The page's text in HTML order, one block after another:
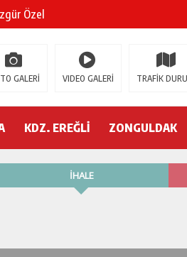
Özel
neler oluyor?
İŞÇİ GÖÇÜK ALTINDA!
GALERİ VIDEO GALERİ TRAFİK
KDZ. EREĞLİ ZONGULDAK